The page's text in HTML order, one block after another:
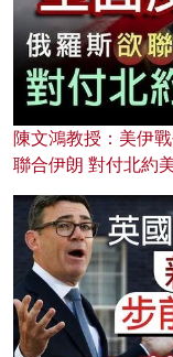
陳文鴻教授：美伊
聯合伊朗 對付北約